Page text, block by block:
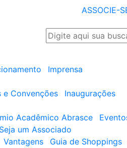
ASSOCIE-
Imprensa
e Convenções
Inaugurações
Acadêmico Abrasce
Seja um Associado
Vantagens Guia de Shoppings